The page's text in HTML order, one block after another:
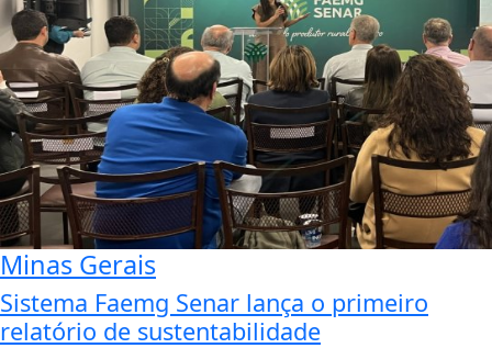
Minas Gerais
Sistema Faemg Senar lança o primeiro
relatório de sustentabilidade